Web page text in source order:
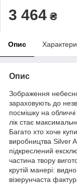
3 464 ₴
Опис
Опис
Зображення
зараховують до
посмішку на
лік стає
Багато хто хоче
виробництва Silver
підкреслений
частина твору
крутій манері:
візерунчаста